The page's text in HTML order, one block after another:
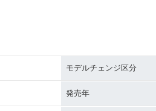
モデルチェンジ区分
発売年